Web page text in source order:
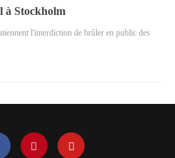
à Stockholm
l'interdiction de brûler en public des